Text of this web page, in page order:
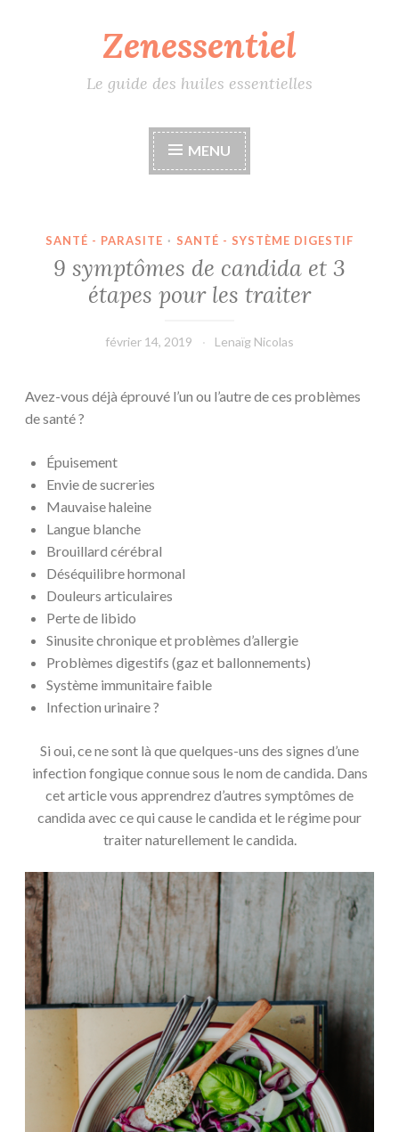
Zenessentiel
Le guide des huiles essentielles
MENU
SANTÉ - PARASITE · SANTÉ - SYSTÈME DIGESTIF
9 symptômes de candida et 3
étapes pour les traiter
février 14, 2019 Lenaïg Nicolas
Avez-vous déjà éprouvé l’un ou l’autre de ces problèmes
de santé ?
Épuisement
Envie de sucreries
Mauvaise haleine
Langue blanche
Brouillard cérébral
Déséquilibre hormonal
Douleurs articulaires
Perte de libido
Sinusite chronique et problèmes d’allergie
Problèmes digestifs (gaz et ballonnements)
Système immunitaire faible
Infection urinaire ?
Si oui, ce ne sont là que quelques-uns des signes d’une
infection fongique connue sous le nom de candida. Dans
cet article vous apprendrez d’autres symptômes de
candida avec ce qui cause le candida et le régime pour
traiter naturellement le candida.